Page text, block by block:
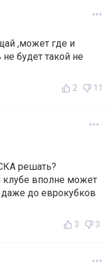
,может где и
будет такой не
2 11
решать?
вполне может
до еврокубков
3 3